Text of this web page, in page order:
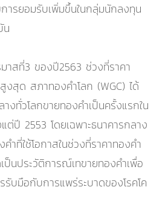
ารยอมรับเพิ่มขึ้นในกลุ่มนักลงทุน
น
าสที่3 ของปี2563 ช่วงที่ราคา
งสุด สภาทองคำโลก (WGC) ได้
งทั่วโลกขายทองคำเป็นครั้งแรกใน
ปี 2553 โดยเฉพาะธนาคารกลาง
ำที่ใช้โอกาสในช่วงที่ราคาทองคำ
นประวัติการณ์เทขายทองคำเพื่อ
รับมือกับการแพร่ระบาดของโรคโค